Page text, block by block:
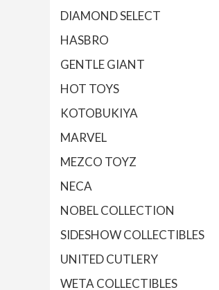
DIAMOND SELECT
HASBRO
GENTLE GIANT
HOT TOYS
KOTOBUKIYA
MARVEL
MEZCO TOYZ
NECA
NOBEL COLLECTION
SIDESHOW COLLECTIBLES
UNITED CUTLERY
WETA COLLECTIBLES